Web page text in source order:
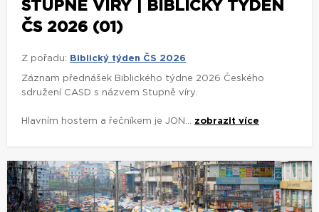
STUPNĚ VÍRY | BIBLICKÝ TÝDEN
ČS 2026 (01)
Z pořadu: Biblický týden ČS 2026
Záznam přednášek Biblického týdne 2026 Českého
sdružení CASD s názvem Stupně víry.
Hlavním hostem a řečníkem je JON... zobrazit více